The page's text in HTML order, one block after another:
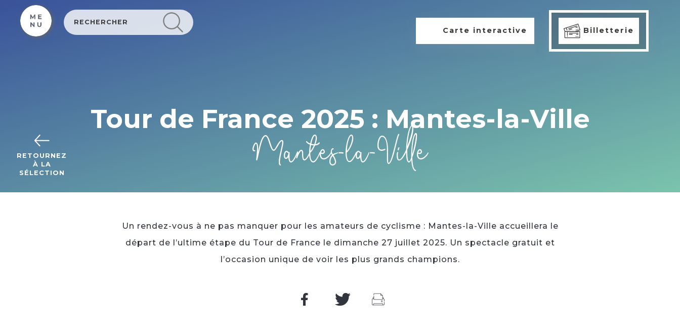
Carte interactive Billetterie
RETOURNEZ
À LA
SÉLECTION
Tour de France 2025 : Mantes-la-Ville
Mantes-la-Ville
Un rendez-vous à ne pas manquer pour les amateurs de cyclisme : Mantes-la-Ville accueillera le
départ de l’ultime étape du Tour de France le dimanche 27 juillet 2025. Un spectacle gratuit et
l’occasion unique de voir les plus grands champions.
Cookies management panel